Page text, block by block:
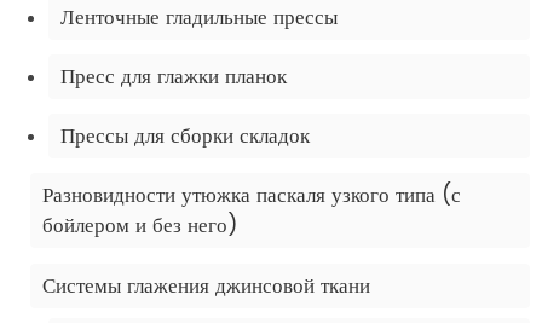
Ленточные гладильные прессы
Пресс для глажки планок
Прессы для сборки складок
Разновидности утюжка паскаля узкого типа (с
бойлером и без него)
Системы глажения джинсовой ткани